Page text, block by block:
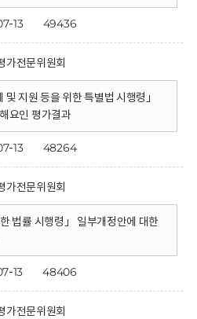
13 49436
가전문위원회
지원 등을 위한 특별법 시행령」
요인 평가결과
13 48264
가전문위원회
법률 시행령」 일부개정안에 대한
13 48406
가전문위원회